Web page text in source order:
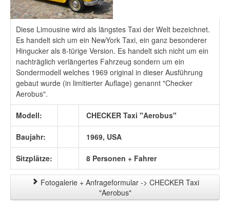
Diese Limousine wird als längstes Taxi der Welt bezeichnet.
Es handelt sich um ein NewYork Taxi, ein ganz besonderer
Hingucker als 8-türige Version. Es handelt sich nicht um ein
nachträglich verlängertes Fahrzeug sondern um ein
Sondermodell welches 1969 original in dieser Ausführung
gebaut wurde (in limitierter Auflage) genannt "Checker
Aerobus".
Modell: CHECKER Taxi "Aerobus"
Baujahr: 1969, USA
Sitzplätze: 8 Personen + Fahrer
Fotogalerie + Anfrageformular -> CHECKER Taxi
"Aerobus"